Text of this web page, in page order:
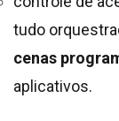
tudo
cenas
aplicativos.